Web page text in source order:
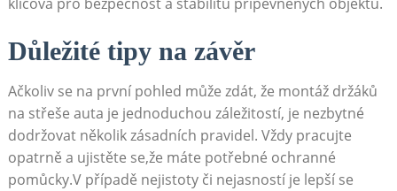
klíčová pro bezpečnost a stabilitu připevněných objektů.
Důležité tipy na závěr
Ačkoliv se na první pohled může zdát, ⁤že montáž držáků
na střeše auta je jednoduchou záležitostí, je​ nezbytné
⁢dodržovat několik zásadních pravidel. ‌Vždy pracujte
opatrně a ujistěte se,že máte potřebné ochranné
pomůcky.V případě nejistoty či nejasností je⁤ lepší se